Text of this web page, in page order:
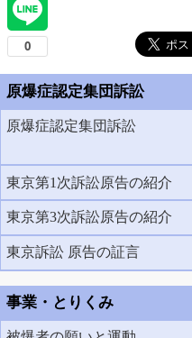
原爆症認定集団訴訟
原爆症認定集団訴訟
東京第1次訴訟原告の紹介
東京第3次訴訟原告の紹介
東京訴訟 原告の証言
事業・とりくみ